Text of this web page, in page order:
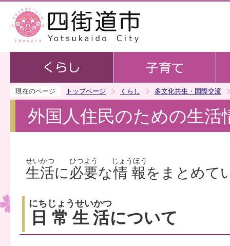
現在のページ トップページ くらし 多文化共生・国際交流
外国人住民のための生活
生活
せいかつ
に必要
ひつよう
な情報
じょうほう
をまとめて
日常生活
にちじょうせいかつ
について